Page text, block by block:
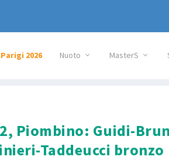
Parigi 2026 Nuoto MasterS
Piombino: Guidi-
Taddeucci bronzo